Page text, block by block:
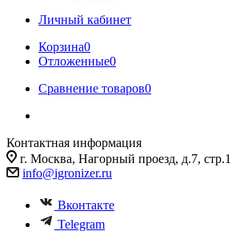
Личный кабинет
Корзина0
Отложенные0
Сравнение товаров0
Контактная информация
г. Москва, Нагорный проезд, д.7, стр.1
info@igronizer.ru
Вконтакте
Telegram